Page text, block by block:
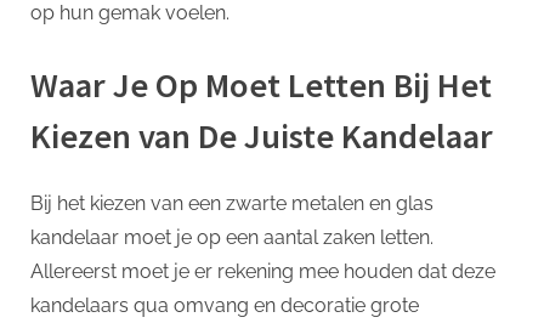
op hun gemak voelen.
Waar Je Op Moet Letten Bij Het
Kiezen van De Juiste Kandelaar
Bij het kiezen van een zwarte metalen en glas
kandelaar moet je op een aantal zaken letten.
Allereerst moet je er rekening mee houden dat deze
kandelaars qua omvang en decoratie grote